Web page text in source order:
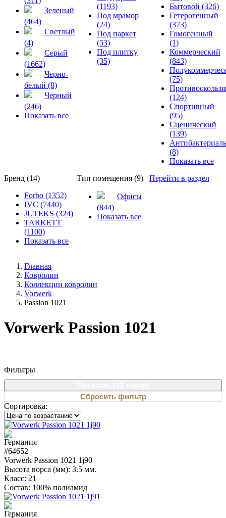
Зеленый
(464)
Светлый
(4)
Серый
(1662)
Черно-
белый (8)
Черный
(246)
Показать все
(1193)
Под мрамор
(24)
Под паркет
(53)
Под плитку
(35)
Бытовой (326)
Гетерогенный
(373)
Гомогенный
(1)
Коммерческий
(843)
(75)
(124)
Спортивный
(95)
Сценический
(139)
(8)
Показать все
Бренд (14)
Forbo (1352)
IVC (7440)
JUTEKS (324)
TARKETT
(1100)
Показать все
Тип помещения (9)
Офисы
(844)
Показать все
Перейти в раздел
Главная
Ковролин
Коллекции ковролин
Vorwerk
Passion 1021
Vorwerk Passion 1021
Фильтры
Сбросить фильтр
Сортировка:
#64652
Vorwerk Passion 1021 1j90
Высота ворса (мм): 3.5 мм.
Класс: 21
Состав: 100% полиамид